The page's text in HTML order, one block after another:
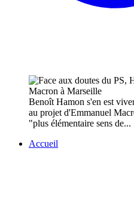
Benoît Hamon s'en est
au projet d'Emmanuel
"plus élémentaire sens de...
Accueil